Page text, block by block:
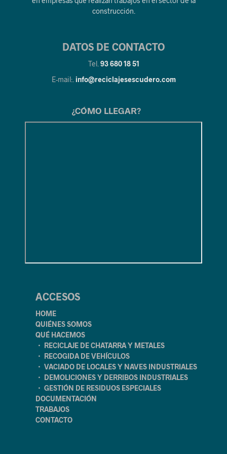
construcción.
DATOS DE CONTACTO
Tel. 93 680 18 51
E-mail:. info@reciclajesescudero.com
¿CÓMO LLEGAR?
ACCESOS
HOME
QUIÉNES SOMOS
QUÉ HACEMOS
・ RECICLAJE DE CHATARRA Y METALES
・ RECOGIDA DE VEHÍCULOS
・ VACIADO DE LOCALES Y NAVES INDUSTRIALES
・ DEMOLICIONES Y DERRIBOS INDUSTRIALES
・ GESTIÓN DE RESIDUOS ESPECIALES
DOCUMENTACIÓN
TRABAJOS
CONTACTO